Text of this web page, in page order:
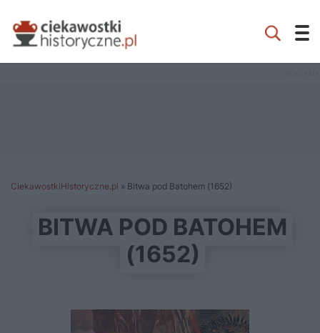
CiekawostkiHistoryczne.pl » Bitwa pod Batohem (1652)
BITWA POD BATOHEM
(1652)